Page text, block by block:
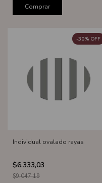
Comprar
Individual ovalado rayas
$6.333,03
-30% OFF
$9.047,19